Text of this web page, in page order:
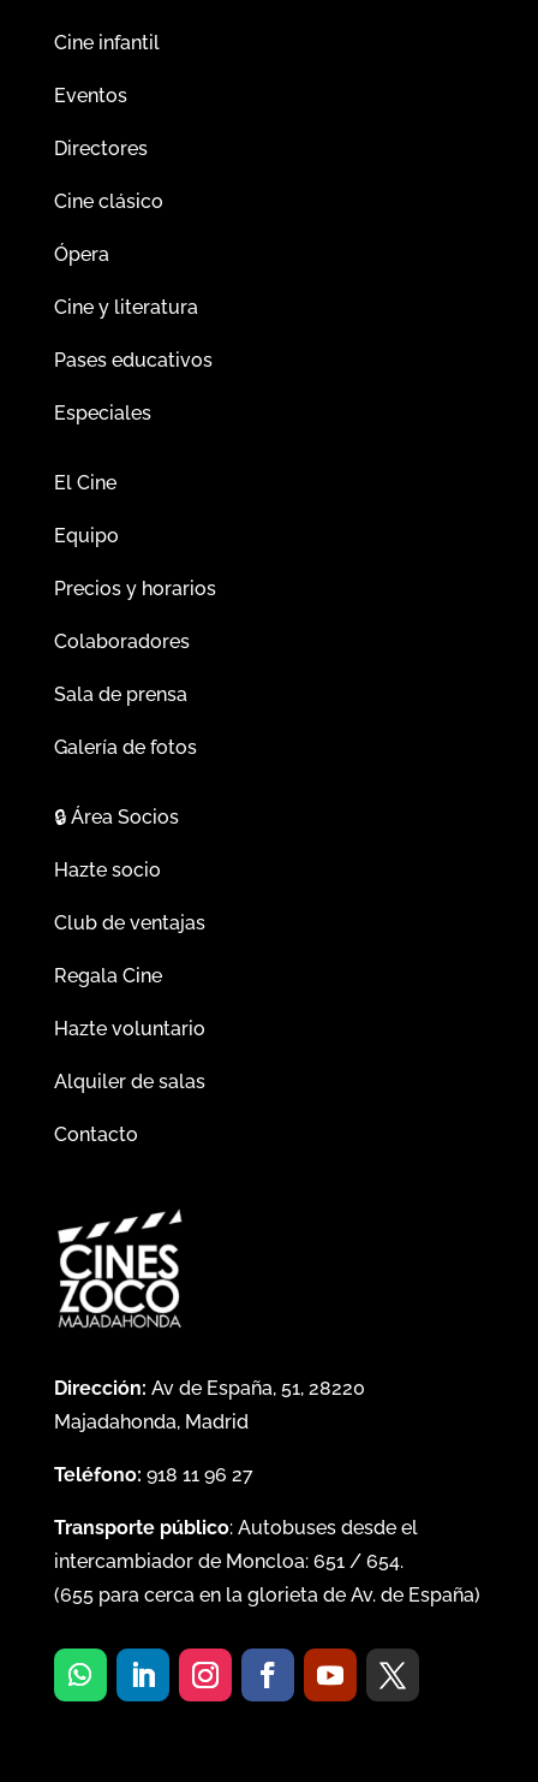
Cine infantil
Eventos
Directores
Cine clásico
Ópera
Cine y literatura
Pases educativos
Especiales
El Cine
Equipo
Precios y horarios
Colaboradores
Sala de prensa
Galería de fotos
🔒Área Socios
Hazte socio
Club de ventajas
Regala Cine
Hazte voluntario
Alquiler de salas
Contacto
Dirección: Av de España, 51, 28220
Majadahonda, Madrid
Teléfono: 918 11 96 27
Transporte público: Autobuses desde el
intercambiador de Moncloa: 651/ 654.
(655para cerca en la glorieta de Av. de España)